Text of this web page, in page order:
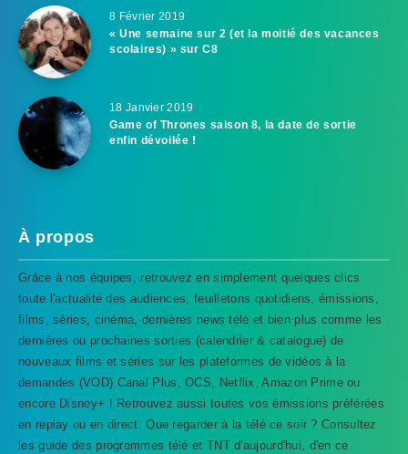
8 Février 2019
« Une semaine sur 2 (et la moitié des vacances
scolaires) » sur C8
18 Janvier 2019
Game of Thrones saison 8, la date de sortie
enfin dévoilée !
À propos
Grâce à nos équipes, retrouvez en simplement quelques clics
toute l'actualité des audiences, feuilletons quotidiens, émissions,
films, séries, cinéma, dernières news télé et bien plus comme les
dernières ou prochaines sorties (calendrier & catalogue) de
nouveaux films et séries sur les plateformes de vidéos à la
demandes (VOD) Canal Plus, OCS, Netflix, Amazon Prime ou
encore Disney+ ! Retrouvez aussi toutes vos émissions préférées
en replay ou en direct. Que regarder à la télé ce soir ? Consultez
les guide des programmes télé et TNT d'aujourd'hui, d'en ce